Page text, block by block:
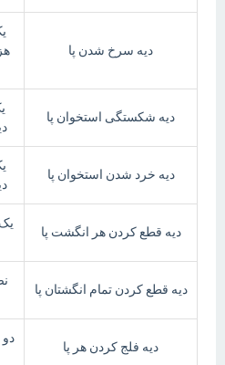
دیه سرخ شدن پا
دیه شکستگی استخوان پا
دیه خرد شدن استخوان پا
دیه قطع کردن هر انگشت پا
دیه قطع کردن تمام انگشتان پا
دیه فلج کردن هر پا